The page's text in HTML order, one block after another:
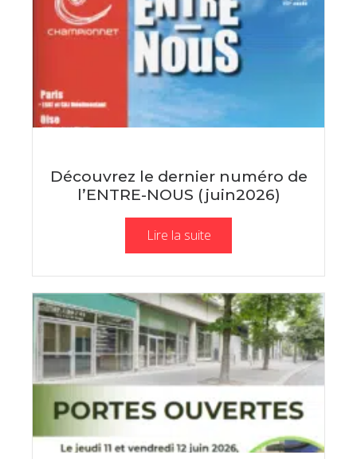
Découvrez le dernier numéro de
l’ENTRE-NOUS (juin2026)
Lire la suite